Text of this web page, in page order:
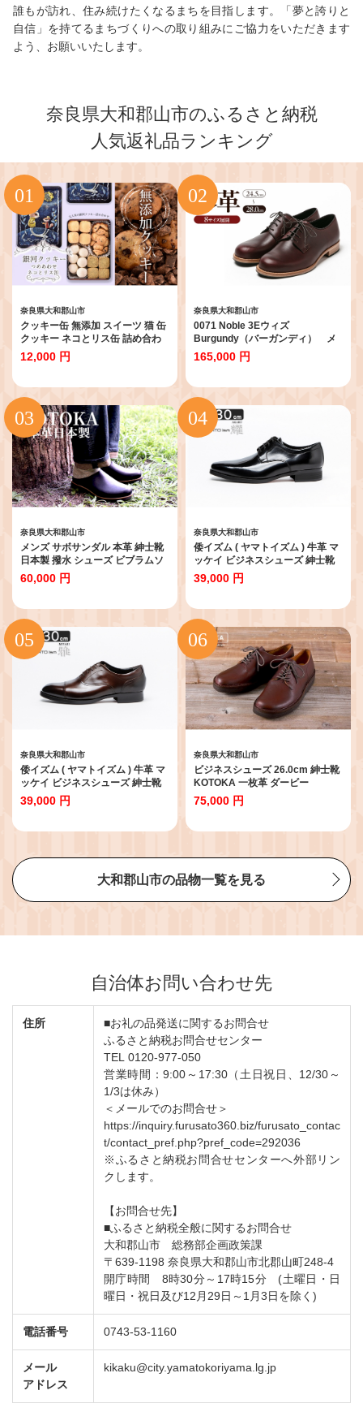
誰もが訪れ、住み続けたくなるまちを目指します。「夢と誇りと
自信」を持てるまちづくりへの取り組みにご協力をいただきます
よう、お願いいたします。
奈良県大和郡山市のふるさと納税
人気返礼品ランキング
奈良県大和郡山市
クッキー缶 無添加 スイーツ 猫 缶
クッキー ネコとリス缶 詰め合わ
せ 銀河工場 焼き菓子 国産 バター
和紅茶 ブールドネージュ お菓子
り物 猫グッズ 奈良県 大和郡山市
[№5990-0615]
12,000 円
奈良県大和郡山市
0071 Noble 3Eウィズ
Burgundy（バーガンディ） メ
ンズ ファッション 靴 シューズ 本
革 26.5cm [№5990-4150]0925
165,000 円
奈良県大和郡山市
メンズ サボサンダル 本革 紳士靴
日本製 撥水 シューズ ビブラムソ
ール スリッポン スリッパサンダ
ル KOTOKA（コトカ）たつの蝋
ブラック メンズMサイズ
[№5990-6717]0831
60,000 円
奈良県大和郡山市
倭イズム ( ヤマトイズム ) 牛革 マ
ッケイ ビジネスシューズ 紳士靴
YAP601 （ ブラック ）
29.0cm[No.5990-6804]0142
39,000 円
奈良県大和郡山市
倭イズム ( ヤマトイズム ) 牛革 マ
ッケイ ビジネスシューズ 紳士靴
YAP400 （ ダークブラウン ）
28.0cm[No.5990-6793]0136
39,000 円
奈良県大和郡山市
ビジネスシューズ 26.0cm 紳士靴
KOTOKA 一枚革 ダービー
KTO2002 ブラウン 牛革 本革 日
本製 国産 奈良県 通勤 スーツ フォ
大和 ふるさと納税 成人式 高級 ギ
コンフォート BN004 [№5990-
6349]0754
75,000 円
大和郡山市の品物一覧を見る
自治体お問い合わせ先
住所
■お礼の品発送に関するお問合せ
ふるさと納税お問合せセンター
TEL 0120-977-050
営業時間：9:00～17:30（土日祝日、12/30～
1/3は休み）
＜メールでのお問合せ＞
https://inquiry.furusato360.biz/furusato_contac
t/contact_pref.php?pref_code=292036
※ふるさと納税お問合せセンターへ外部リン
クします。
【お問合せ先】
■ふるさと納税全般に関するお問合せ
大和郡山市 総務部企画政策課
〒639-1198 奈良県大和郡山市北郡山町248-4
開庁時間 8時30分～17時15分 (土曜日・日
曜日・祝日及び12月29日～1月3日を除く)
電話番号 0743-53-1160
メール
アドレス
kikaku@city.yamatokoriyama.lg.jp